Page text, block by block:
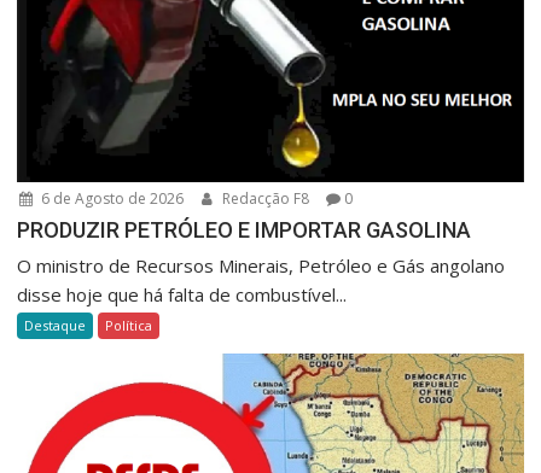
6 de Agosto de 2026 Redacção F8 0
PRODUZIR PETRÓLEO E IMPORTAR GASOLINA
O ministro de Recursos Minerais, Petróleo e Gás angolano
disse hoje que há falta de combustível...
Destaque Política